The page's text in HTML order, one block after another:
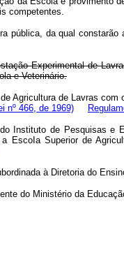
competentes.
pública, da qual
Experimental de
e Veterinário.
Agricultura de Lavras
nº 466, de 1969)
Instituto de Pesquisas e
EscoIa Superior de
à Diretoria do
do Ministério da